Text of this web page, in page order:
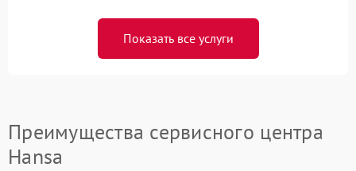
Показать все услуги
Преимущества сервисного центра
Hansa